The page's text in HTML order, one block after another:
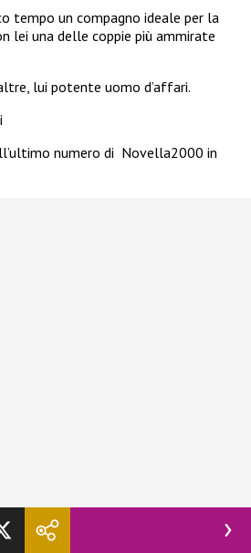
tempo un compagno ideale per la
lei una delle coppie più ammirate
lui potente uomo d’affari.
numero di Novella2000 in